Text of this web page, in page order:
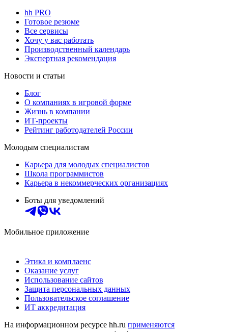
hh PRO
Готовое резюме
Все сервисы
Хочу у вас работать
Производственный календарь
Экспертная рекомендация
Новости и статьи
Блог
О компаниях в игровой форме
Жизнь в компании
ИТ-проекты
Рейтинг работодателей России
Молодым специалистам
Карьера для молодых специалистов
Школа программистов
Карьера в некоммерческих организациях
Боты для уведомлений
Мобильное приложение
Этика и комплаенс
Оказание услуг
Использование сайтов
Защита персональных данных
Пользовательское соглашение
ИТ аккредитация
На информационном ресурсе hh.ru применяются